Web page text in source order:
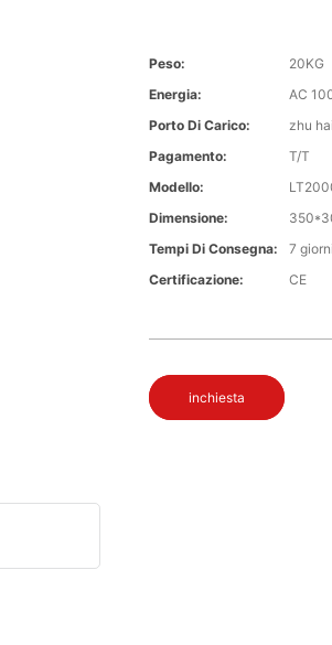
Peso:
20KG
Energia:
AC
Porto Di Carico:
zhu hai
Pagamento:
T/T
Modello:
Dimensione:
Tempi Di Consegna:
7 giorni
Certificazione:
CE
inchiesta